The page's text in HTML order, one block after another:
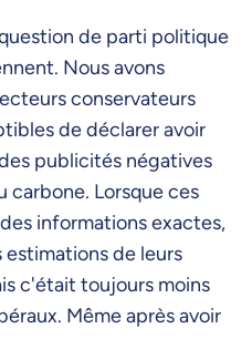
de parti politique
Nous avons
conservateurs
de déclarer avoir
publicités négatives
carbone. Lorsque ces
informations exactes,
estimations de leurs
c'était toujours moins
Même après avoir